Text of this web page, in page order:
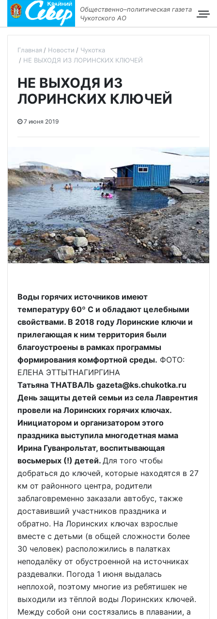
Общественно–политическая газета
Чукотского АО
Главная Новости
Чукотка
НЕ ВЫХОДЯ ИЗ ЛОРИНСКИХ КЛЮЧЕЙ
НЕ ВЫХОДЯ ИЗ
ЛОРИНСКИХ КЛЮЧЕЙ
7 июня 2019
Воды горячих источников имеют
температуру 60º С и обладают целебными
свойствами. В 2018 году Лоринские ключи и
прилегающая к ним территория были
благоустроены в рамках программы
формирования комфортной среды. ФОТО:
ЕЛЕНА ЭТТЫТНАГИРГИНА
Татьяна ТНАТВАЛЬ gazeta@ks.chukotka.ru
День защиты детей семьи из села Лаврентия
провели на Лоринских горячих ключах.
Инициатором и организатором этого
праздника выступила многодетная мама
Ирина Гуванрольтат, воспитывающая
восьмерых (!) детей. Для того чтобы
добраться до ключей, которые находятся в 27
км от районного центра, родители
заблаговременно заказали автобус, также
доставивший участников праздника и
обратно. На Лоринских ключах взрослые
вместе с детьми (в общей сложности более
30 человек) расположились в палатках
неподалёку от обустроенной на источниках
раздевалки. Погода 1 июня выдалась
неплохой, поэтому многие из ребятишек не
выходили из тёплой воды Лоринских ключей.
Между собой они состязались в плавании, а